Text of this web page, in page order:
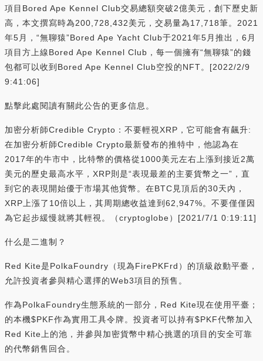
項目Bored Ape Kennel Club交易總額突破2億美元，創下歷史新
高，本文撰寫時為200,728,432美元，交易量為17,718筆。2021
年5月，“無聊猿”Bored Ape Yacht Club于2021年5月推出，6月
項目方上線Bored Ape Kennel Club，每一個擁有“無聊猿”的錢
包都可以收到Bored Ape Kennel Club空投的NFT。[2022/2/9
9:41:06]
點擊此處閱讀有關此公告的更多信息。
加密分析師Credible Crypto：不要輕視XRP，它可能會有飆升:
在加密分析師Credible Crypto最新發布的推特中，他認為在
2017年的牛市中，比特幣的價格從1000美元左右上漲到接近2萬
美元的歷史最高水平，XRP則是“表現最差的主要貨幣之一”，直
到它的表現開始優于市場其他貨幣。在BTC見頂后的30天內，
XRP上漲了10倍以上，其周期總收益達到62,947%。不要僅僅因
為它起步緩慢就將其輕視。（cryptoglobe）[2021/7/1 0:19:11]
什么是二進制？
Red Kite是PolkaFoundry（現為FirePKFrd）的頂級啟動平臺，
允許投資者參與精心選擇的Web3項目的預售。
作為PolkaFoundry生態系統的一部分，Red Kite現在使用平臺；
的本機$PKF作為實用工具令牌。投資者可以持有$PKF代幣加入
Red Kite上的池，并參與加密貨幣中精心挑選的項目的安全可靠
的代幣銷售回合。